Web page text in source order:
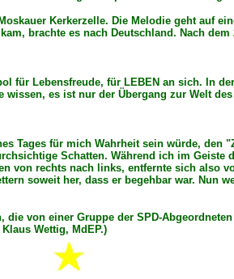
Kerkerzelle. Die Melodie geht auf
brachte es nach Deutschland. Nach
für Lebensfreude, für LEBEN an sich. In
es ist nur der Übergang zur Welt
Tages für mich Wahrheit sein würde,
Schatten. Während ich im Geiste
von rechts nach links, entfernte sich also
soweit her, dass er begehbar war. Nun
von einer Gruppe der SPD-
Wettig, MdEP.)